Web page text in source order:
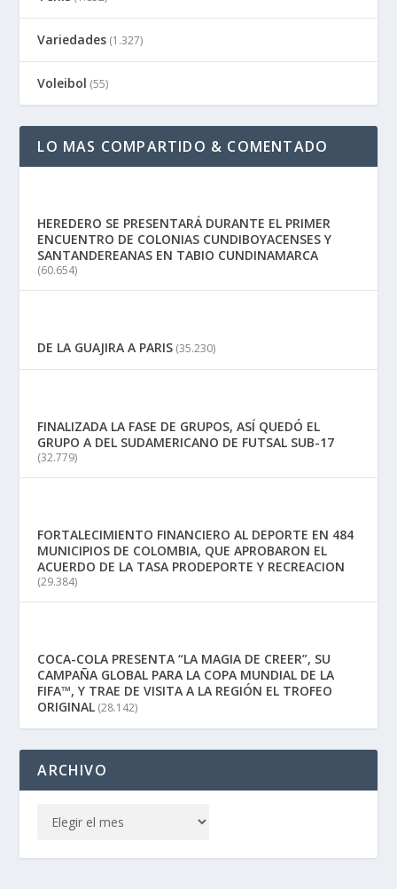
Variedades (1.327)
Voleibol (55)
LO MAS COMPARTIDO & COMENTADO
HEREDERO SE PRESENTARÁ DURANTE EL PRIMER
ENCUENTRO DE COLONIAS CUNDIBOYACENSES Y
SANTANDEREANAS EN TABIO CUNDINAMARCA
(60.654)
DE LA GUAJIRA A PARIS (35.230)
FINALIZADA LA FASE DE GRUPOS, ASÍ QUEDÓ EL
GRUPO A DEL SUDAMERICANO DE FUTSAL SUB-17
(32.779)
FORTALECIMIENTO FINANCIERO AL DEPORTE EN 484
MUNICIPIOS DE COLOMBIA, QUE APROBARON EL
ACUERDO DE LA TASA PRODEPORTE Y RECREACION
(29.384)
COCA-COLA PRESENTA “LA MAGIA DE CREER”, SU
CAMPAÑA GLOBAL PARA LA COPA MUNDIAL DE LA
FIFA™, Y TRAE DE VISITA A LA REGIÓN EL TROFEO
ORIGINAL (28.142)
ARCHIVO